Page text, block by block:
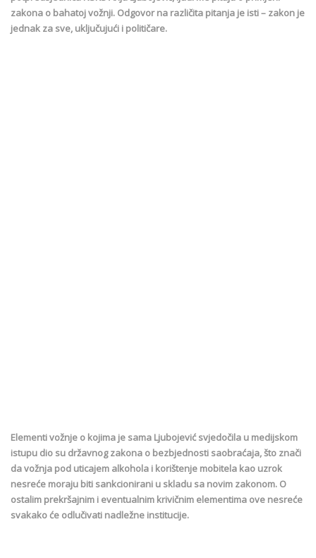
zakona o bahatoj vožnji. Odgovor na različita pitanja je isti – zakon je
jednak za sve, uključujući i političare.
Elementi vožnje o kojima je sama Ljubojević svjedočila u medijskom
istupu dio su državnog zakona o bezbjednosti saobraćaja, što znači
da vožnja pod uticajem alkohola i korištenje mobitela kao uzrok
nesreće moraju biti sankcionirani u skladu sa novim zakonom. O
ostalim prekršajnim i eventualnim krivičnim elementima ove nesreće
svakako će odlučivati nadležne institucije.